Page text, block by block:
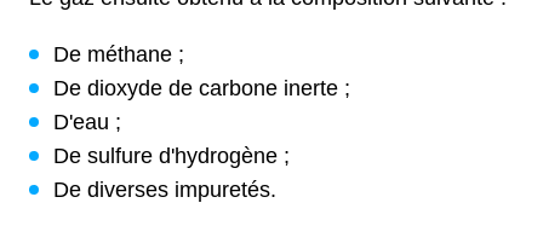
De méthane ;
De dioxyde de carbone inerte ;
D'eau ;
De sulfure d'hydrogène ;
De diverses impuretés.